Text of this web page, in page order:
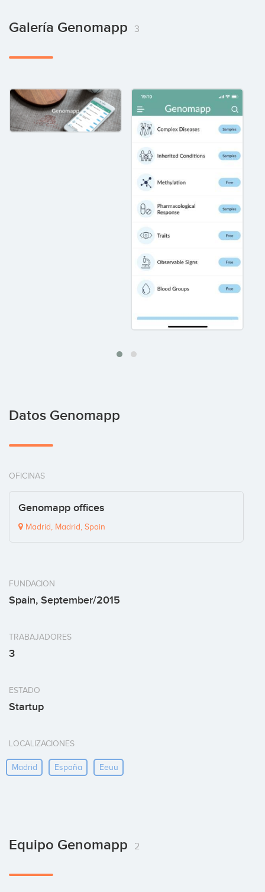
Galería Genomapp 3
Datos Genomapp
OFICINAS
Genomapp offices
Madrid, Madrid, Spain
FUNDACION
Spain, September/2015
TRABAJADORES
3
ESTADO
Startup
LOCALIZACIONES
Madrid España Eeuu
Equipo Genomapp 2